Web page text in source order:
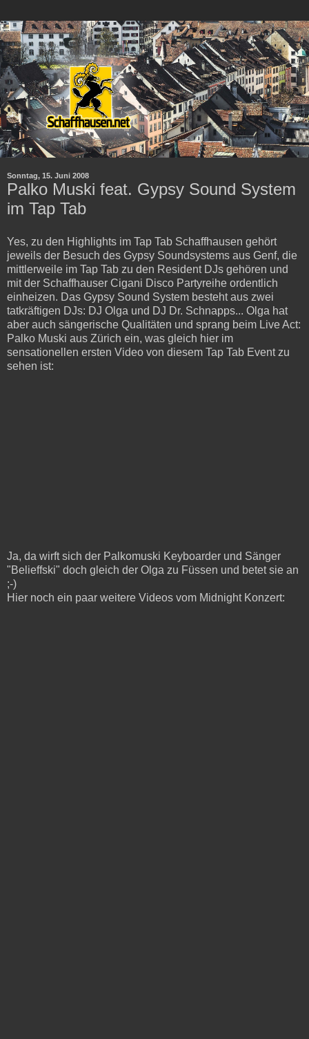
Sonntag, 15. Juni 2008
Palko Muski feat. Gypsy Sound System
im Tap Tab
Yes, zu den Highlights im Tap Tab Schaffhausen gehört
jeweils der Besuch des Gypsy Soundsystems aus Genf, die
mittlerweile im Tap Tab zu den Resident DJs gehören und
mit der Schaffhauser Cigani Disco Partyreihe ordentlich
einheizen. Das Gypsy Sound System besteht aus zwei
tatkräftigen DJs: DJ Olga und DJ Dr. Schnapps... Olga hat
aber auch sängerische Qualitäten und sprang beim Live Act:
Palko Muski aus Zürich ein, was gleich hier im
sensationellen ersten Video von diesem Tap Tab Event zu
sehen ist:
Ja, da wirft sich der Palkomuski Keyboarder und Sänger
"Belieffski" doch gleich der Olga zu Füssen und betet sie an
;-)
Hier noch ein paar weitere Videos vom Midnight Konzert: